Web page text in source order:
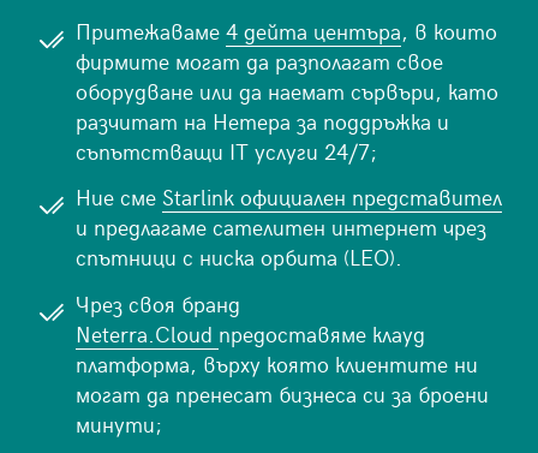
Притежаваме4 дейта центъра, в които
фирмите могат да разполагат свое
оборудване или да наемат сървъри, като
разчитат на Нетера за поддръжка и
съпътстващи IT услуги 24/7;
Ние сме Starlink официален представител
и предлагаме сателитен интернет чрез
спътници с ниска орбита (LEO).
Чрез своя бранд
Neterra.Cloud предоставяме клауд
платформа, върху която клиентите ни
могат да пренесат бизнеса си за броени
минути;